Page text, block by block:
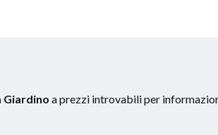
Giardino a prezzi introvabili per